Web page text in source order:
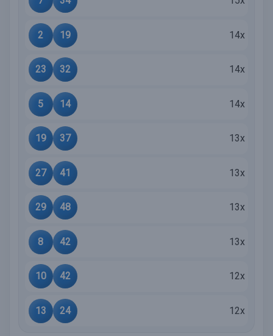
2 19 14x
23 32 14x
5 14 14x
19 37 13x
27 41 13x
29 48 13x
8 42 13x
10 42 12x
13 24 12x